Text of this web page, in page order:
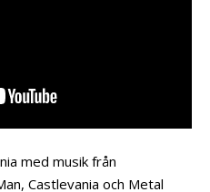
med musik från
Castlevania och Metal